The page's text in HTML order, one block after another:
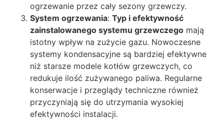
ogrzewanie przez cały sezony grzewczy.
System ogrzewania: Typ i efektywność
zainstalowanego systemu grzewczego mają
istotny wpływ na zużycie gazu. Nowoczesne
systemy kondensacyjne są bardziej efektywne
niż starsze modele kotłów grzewczych, co
redukuje ilość zużywanego paliwa. Regularne
konserwacje i przeglądy techniczne również
przyczyniają się do utrzymania wysokiej
efektywności instalacji.